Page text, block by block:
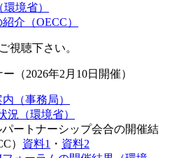
境省）
介（OECC）
視聴下さい。
（2026年2月10日開催）
（事務局）
況（環境省）
ートナーシップ会合の開催結
） 資料1 ・ 資料2